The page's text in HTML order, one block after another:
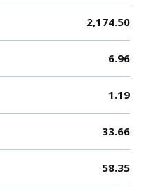
2,174.50
6.96
1.19
33.66
58.35